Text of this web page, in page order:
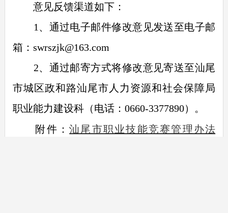
意见反馈渠道如下：
1、通过电子邮件修改意见发送至电子邮
箱：swrszjk@163.com
2、通过邮寄方式将修改意见寄送至汕尾
市城区政和路汕尾市人力资源和社会保障局
职业能力建设科（电话：0660-3377890）。
附件：汕尾市职业技能竞赛管理办法